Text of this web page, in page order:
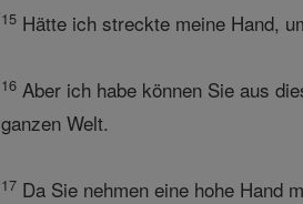
15 Hätte ich streckte meine Hand,
16 Aber ich habe können Sie aus
ganzen Welt.
17 Da Sie nehmen eine hohe Hand